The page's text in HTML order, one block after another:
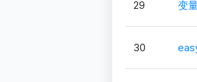
29 变
30